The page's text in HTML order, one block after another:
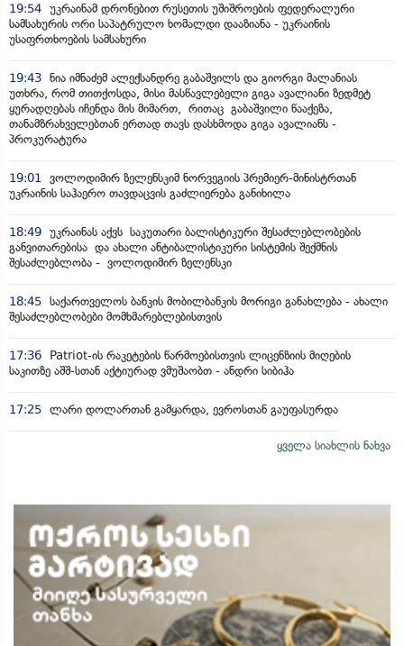
19:54 უკრაინამ დრონებით რუსეთის უშიშროების ფედერალური
სამსახურის ორი საპატრულო ხომალდი დააზიანა - უკრაინის
უსაფრთხოების სამსახური
19:43 ნია იმნაძემ ალექსანდრე გაბაშვილს და გიორგი მალანიას
უთხრა, რომ თითქოსდა, მისი მასწავლებელი გიგა ავალიანი ზედმეტ
ყურადღებას იჩენდა მის მიმართ, რითაც გაბაშვილი წააქეზა,
თანამზრახველებთან ერთად თავს დასხმოდა გიგა ავალიანს -
პროკურატურა
19:01
ვოლოდიმირ ზელენსკიმ ნორვეგიის პრემიერ-მინისტრთან
უკრაინის საჰაერო თავდაცვის გაძლიერება განიხილა
18:49 უკრაინას აქვს საკუთარი ბალისტიკური შესაძლებლობების
განვითარებისა და ახალი ანტიბალისტიკური სისტემის შექმნის
შესაძლებლობა - ვოლოდიმირ ზელენსკი
18:45 საქართველოს ბანკის მობილბანკის მორიგი განახლება - ახალი
შესაძლებლობები მომხმარებლებისთვის
17:36
Patriot-ის რაკეტების წარმოებისთვის ლიცენზიის მიღების
საკითზე აშშ-სთან აქტიურად ვმუშაობთ - ანდრი სიბიჰა
17:25 ლარი დოლართან გამყარდა, ევროსთან გაუფასურდა
ყველა სიახლის ნახვა